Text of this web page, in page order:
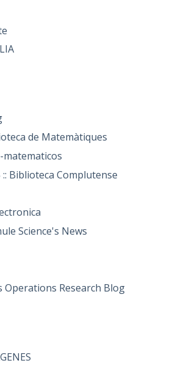
de Matemàtiques
:: Biblioteca Complutense
Science's News
Operations Research Blog